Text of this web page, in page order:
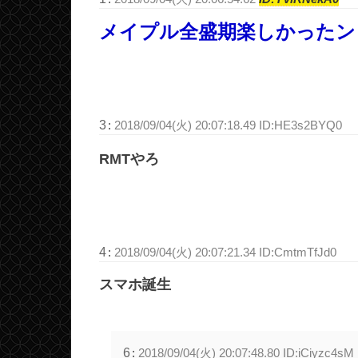
メイプル全盛期楽しかった
3: 2018/09/04(火) 20:07:18.49 ID:HE3s2BYQ0
RMTやろ
4: 2018/09/04(火) 20:07:21.34 ID:CmtmTfJd0
スマホ誕生
6 : 2018/09/04(火) 20:07:48.80 ID:iCiyzc4sM